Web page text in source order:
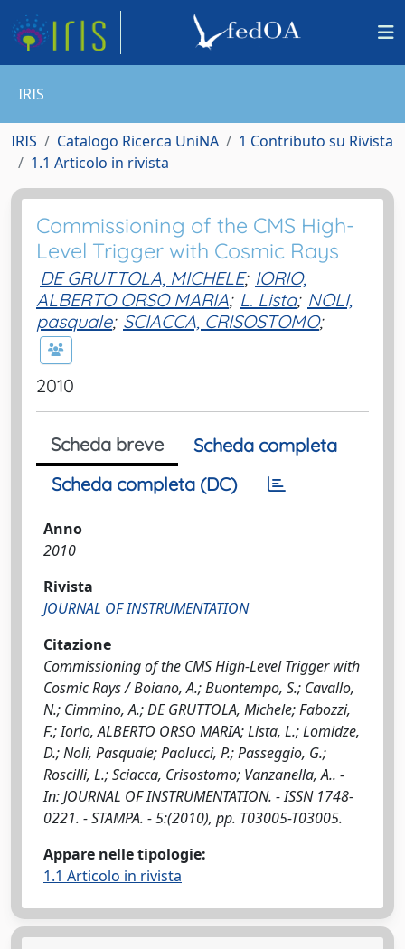
IRIS
IRIS Catalogo Ricerca UniNA
1 Contributo su Rivista
1.1 Articolo in rivista
Commissioning of the CMS High-
Level Trigger with Cosmic Rays
DE GRUTTOLA, MICHELE; IORIO,
ALBERTO ORSO MARIA; L. Lista; NOLI,
pasquale; SCIACCA, CRISOSTOMO;
2010
Scheda breve
Scheda completa
Scheda completa (DC)
Anno
2010
Rivista
JOURNAL OF INSTRUMENTATION
Citazione
Commissioning of the CMS High-Level Trigger with
Cosmic Rays / Boiano, A.; Buontempo, S.; Cavallo,
N.; Cimmino, A.; DE GRUTTOLA, Michele; Fabozzi,
F.; Iorio, ALBERTO ORSO MARIA; Lista, L.; Lomidze,
D.; Noli, Pasquale; Paolucci, P.; Passeggio, G.;
Roscilli, L.; Sciacca, Crisostomo; Vanzanella, A.. -
In: JOURNAL OF INSTRUMENTATION. - ISSN 1748-
0221. - STAMPA. - 5:(2010), pp. T03005-T03005.
Appare nelle tipologie:
1.1 Articolo in rivista